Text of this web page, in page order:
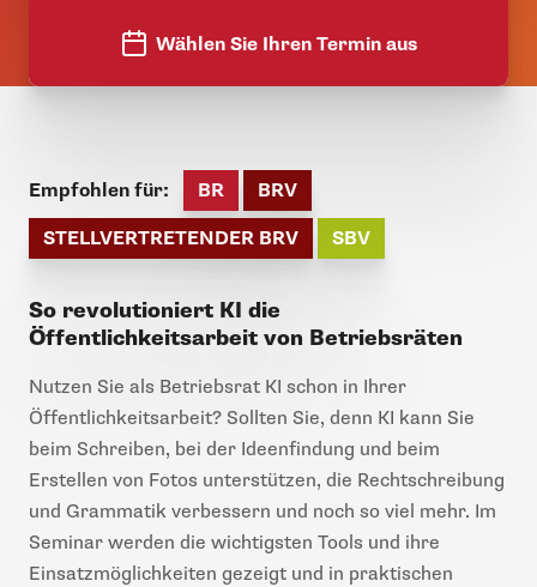
Wählen Sie Ihren Termin aus
Empfohlen für: BR
BRV
STELLVERTRETENDER BRV
SBV
So revolutioniert KI die
Öffentlichkeitsarbeit von Betriebsräten
Nutzen Sie als Betriebsrat KI schon in Ihrer
Öffentlichkeitsarbeit? Sollten Sie, denn KI kann Sie
beim Schreiben, bei der Ideenfindung und beim
Erstellen von Fotos unterstützen, die Rechtschreibung
und Grammatik verbessern und noch so viel mehr. Im
Seminar werden die wichtigsten Tools und ihre
Einsatzmöglichkeiten gezeigt und in praktischen